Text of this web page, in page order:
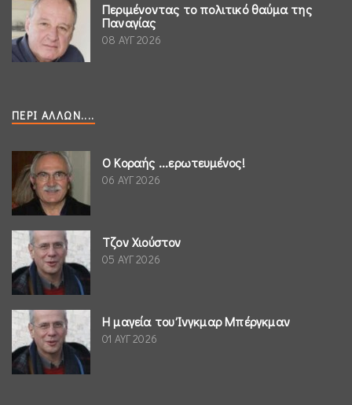
Περιμένοντας το πολιτικό θαύμα της
Παναγίας
08 ΑΥΓ 2026
ΠΕΡΊ ΆΛΛΩΝ....
Ο Κοραής ...ερωτευμένος!
06 ΑΥΓ 2026
Τζον Χιούστον
05 ΑΥΓ 2026
Η μαγεία του Ίνγκμαρ Μπέργκμαν
01 ΑΥΓ 2026